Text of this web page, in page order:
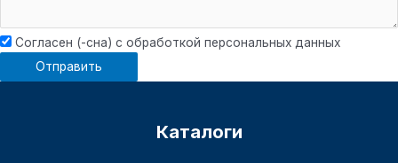
Согласен (-сна) с обработкой персональных данных
Отправить
Каталоги